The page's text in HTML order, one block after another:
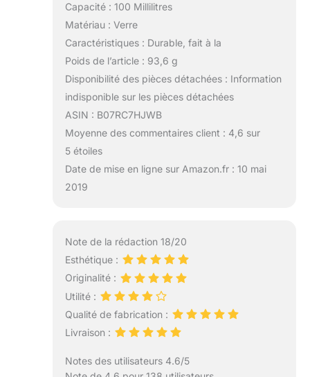
Capacité : 100 Millilitres
Matériau : Verre
Caractéristiques : Durable, fait à la
Poids de l’article : 93,6 g
Disponibilité des pièces détachées : Information
indisponible sur les pièces détachées
ASIN : B07RC7HJWB
Moyenne des commentaires client : 4,6 sur
5 étoiles
Date de mise en ligne sur Amazon.fr : 10 mai
2019
Note de la rédaction 18/20
Esthétique :
Originalité :
Utilité :
Qualité de fabrication :
Livraison :
Notes des utilisateurs 4.6/5